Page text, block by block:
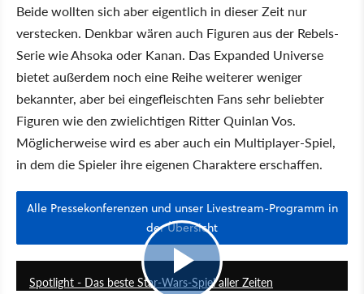
Beide wollten sich aber eigentlich in dieser Zeit nur
verstecken. Denkbar wären auch Figuren aus der Rebels-
Serie wie Ahsoka oder Kanan. Das Expanded Universe
bietet außerdem noch eine Reihe weiterer weniger
bekannter, aber bei eingefleischten Fans sehr beliebter
Figuren wie den zwielichtigen Ritter Quinlan Vos.
Möglicherweise wird es aber auch ein Multiplayer-Spiel,
in dem die Spieler ihre eigenen Charaktere erschaffen.
Alle Pressekonferenzen und unser Livestream-Programm in
der Übersicht
6:14
Spotlight - Das beste Star-Wars-Spiel aller Zeiten